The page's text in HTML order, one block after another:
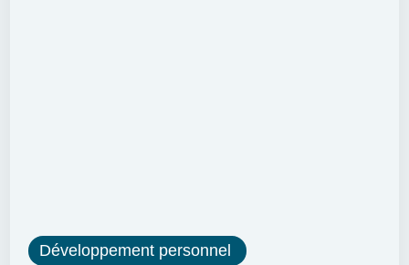
Développement personnel